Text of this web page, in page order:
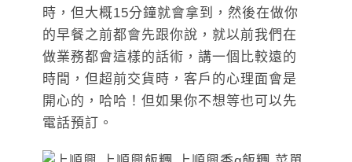
時，但大概15分鐘就會拿到，然後在做你
的早餐之前都會先跟你說，就以前我們在
做業務都會這樣的話術，講一個比較遠的
時間，但超前交貨時，客戶的心理面會是
開心的，哈哈！但如果你不想等也可以先
電話預訂。